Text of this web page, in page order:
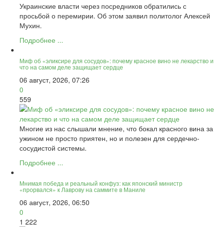
Украинские власти через посредников обратились с
просьбой о перемирии. Об этом заявил политолог Алексей
Мухин.
Подробнее ...
Миф об «эликсире для сосудов»: почему красное вино не лекарство и
что на самом деле защищает сердце
06 август, 2026, 07:26
0
559
Многие из нас слышали мнение, что бокал красного вина за
ужином не просто приятен, но и полезен для сердечно-
сосудистой системы.
Подробнее ...
Мнимая победа и реальный конфуз: как японский министр
«прорвался» к Лаврову на саммите в Маниле
06 август, 2026, 06:50
0
1 222